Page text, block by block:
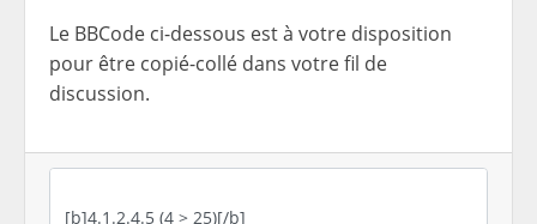
Le BBCode ci-dessous est à votre disposition
pour être copié-collé dans votre fil de
discussion.